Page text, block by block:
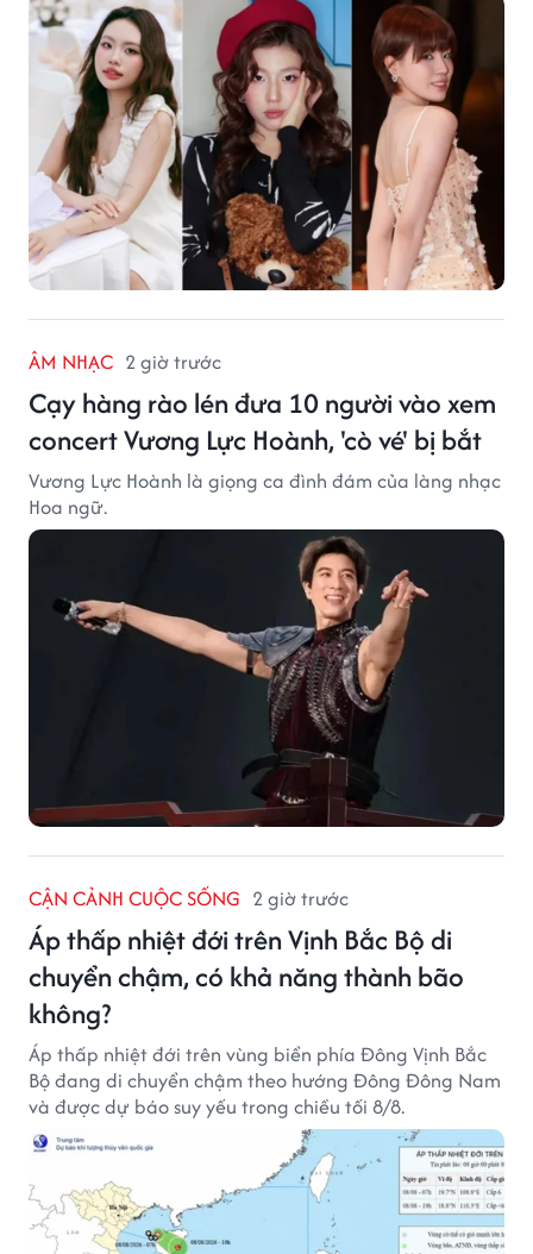
ÂM NHẠC 2 giờ trước
Cạy hàng rào lén đưa 10 người vào xem
concert Vương Lực Hoành, 'cò vé' bị bắt
Vương Lực Hoành là giọng ca đình đám của làng nhạc
Hoa ngữ.
CẬN CẢNH CUỘC SỐNG 2 giờ trước
Áp thấp nhiệt đới trên Vịnh Bắc Bộ di
chuyển chậm, có khả năng thành bão
không?
Áp thấp nhiệt đới trên vùng biển phía Đông Vịnh Bắc
Bộ đang di chuyển chậm theo hướng Đông Đông Nam
và được dự báo suy yếu trong chiều tối 8/8.